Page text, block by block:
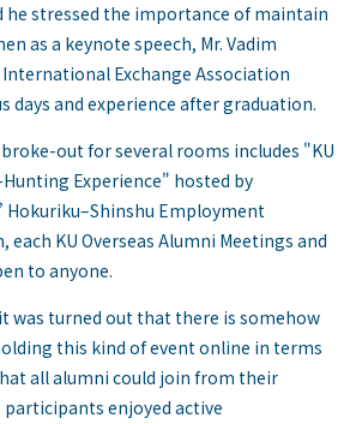
he stressed the importance of maintain
as a keynote speech, Mr. Vadim
Exchange Association
days and experience after graduation.
out for several rooms includes "KU
Experience" hosted by
Hokuriku–Shinshu Employment
KU Overseas Alumni Meetings and
to anyone.
was turned out that there is somehow
this kind of event online in terms
all alumni could join from their
enjoyed active